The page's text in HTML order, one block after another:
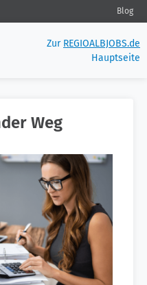
Blog
Zur REGIOALBJOBS.de
Hauptseite
Weg